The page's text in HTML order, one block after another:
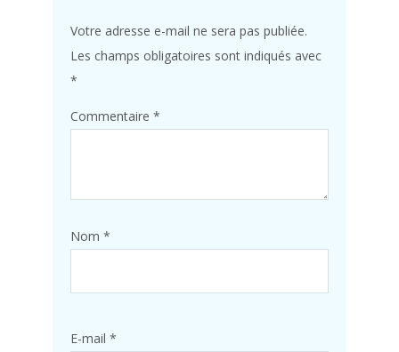
Votre adresse e-mail ne sera pas publiée.
Les champs obligatoires sont indiqués avec
*
Commentaire *
Nom *
E-mail *